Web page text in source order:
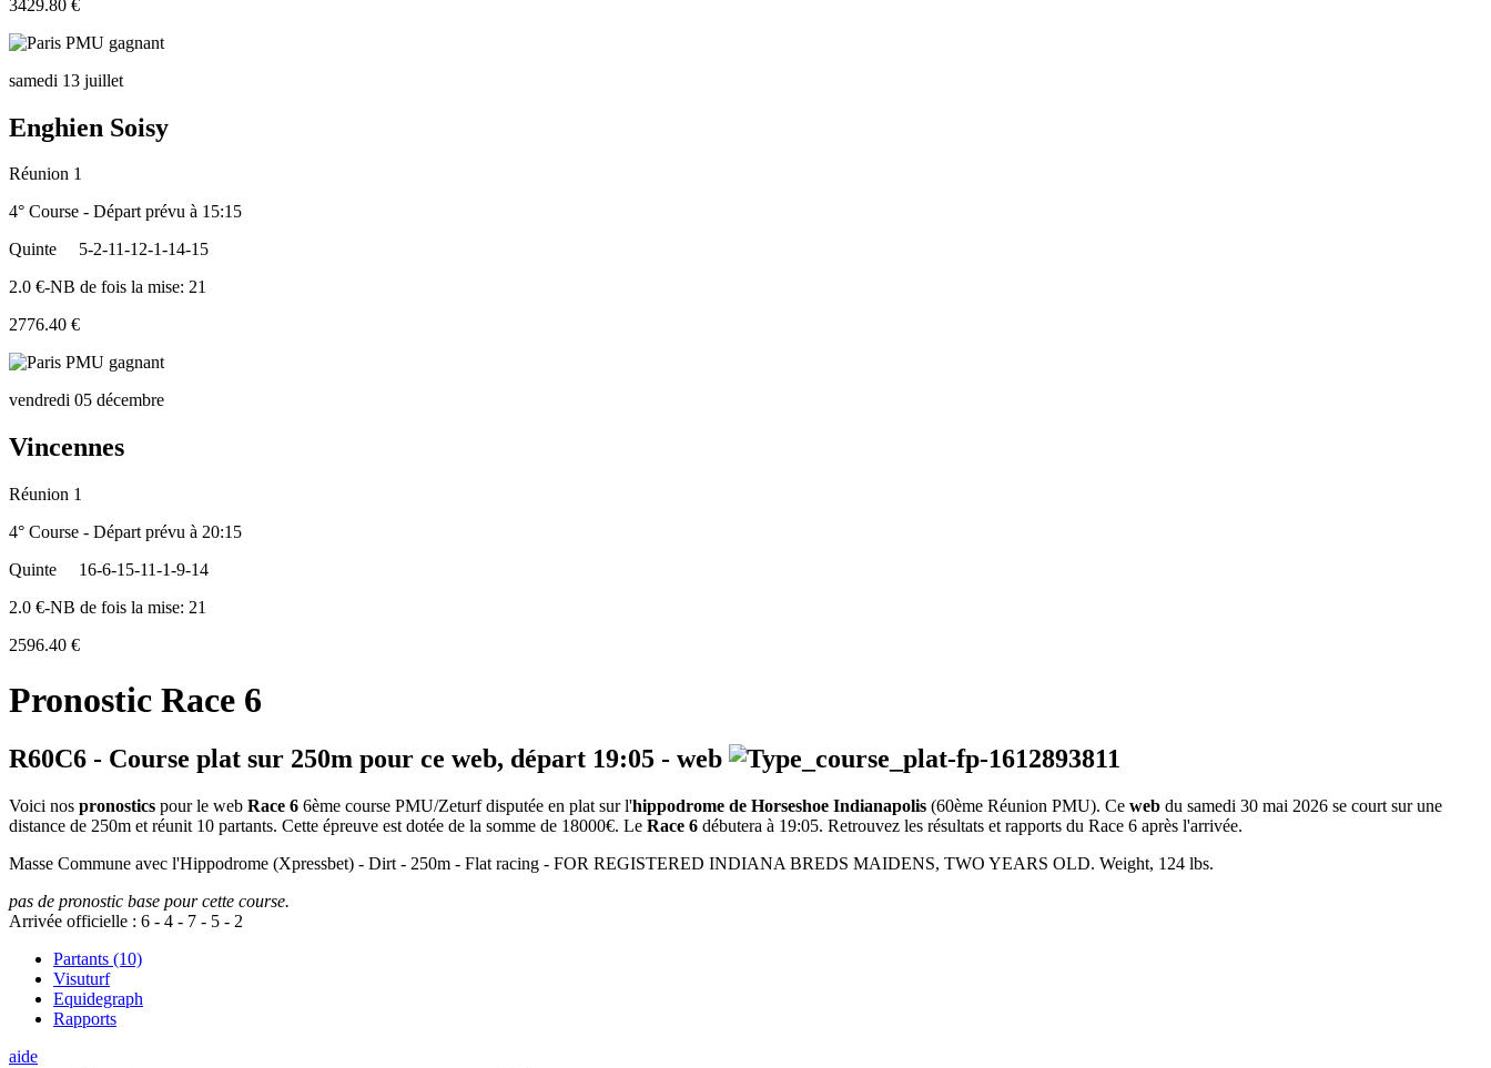
3429.80 €
samedi 13 juillet
Enghien Soisy
Réunion 1
4° Course - Départ prévu à 15:15
Quinte
5-2-11-12-1-14-15
2.0 €-NB de fois la mise: 21
2776.40 €
vendredi 05 décembre
Vincennes
Réunion 1
4° Course - Départ prévu à 20:15
Quinte
16-6-15-11-1-9-14
2.0 €-NB de fois la mise: 21
2596.40 €
Pronostic Race 6
R60C6 - Course plat sur 250m pour ce web, départ 19:05 - web
Voici nos pronostics pour le web Race 6 6ème course PMU/Zeturf disputée en plat sur l'hippodrome de Horseshoe Indianapolis (60ème Réunion PMU). Ce web du samedi 30 mai 2026 se court sur une
distance de 250m et réunit 10 partants. Cette épreuve est dotée de la somme de 18000€. Le Race 6 débutera à 19:05. Retrouvez les résultats et rapports du Race 6 après l'arrivée.
Masse Commune avec l'Hippodrome (Xpressbet) - Dirt - 250m - Flat racing - FOR REGISTERED INDIANA BREDS MAIDENS, TWO YEARS OLD. Weight, 124 lbs.
pas de pronostic base pour cette course.
Arrivée officielle : 6 - 4 - 7 - 5 - 2
Partants (10)
Visuturf
Equidegraph
Rapports
aide